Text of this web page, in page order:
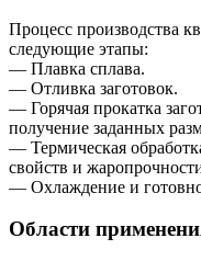
Процесс производства
следующие этапы:
— Плавка сплава.
— Отливка заготовок.
— Горячая прокатка
получение заданных
— Термическая
свойств и
— Охлаждение и
Области